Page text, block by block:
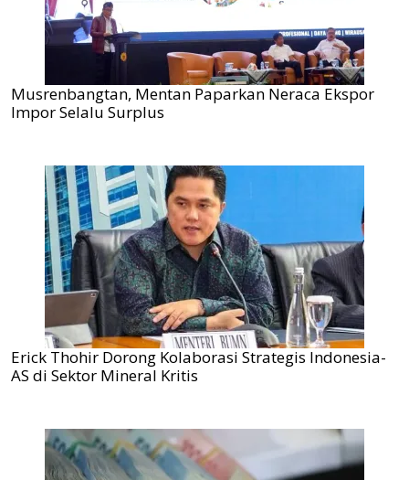
Musrenbangtan, Mentan Paparkan Neraca Ekspor
Impor Selalu Surplus
Erick Thohir Dorong Kolaborasi Strategis Indonesia-
AS di Sektor Mineral Kritis